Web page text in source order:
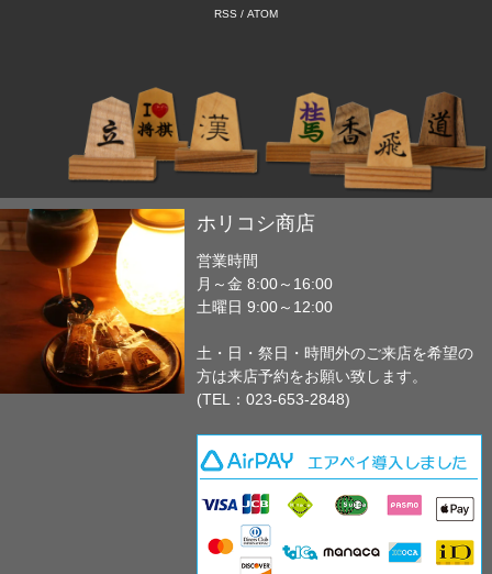
RSS / ATOM
ホリコシ商店
営業時間
月～金 8:00～16:00
土曜日 9:00～12:00
土・日・祭日・時間外のご来店を希望の
方は来店予約をお願い致します。
(TEL：023-653-2848)